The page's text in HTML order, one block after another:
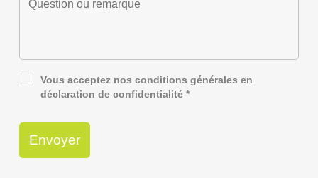
Vous acceptez nosconditions générales en
déclaration de confidentialité *